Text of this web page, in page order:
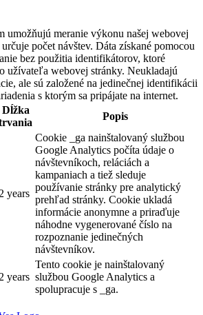
umožňujú meranie výkonu našej webovej
počet návštev. Dáta získané pomocou
bez použitia identifikátorov, ktoré
užívateľa webovej stránky. Neukladajú
ale sú založené na jedinečnej identifikácii
s ktorým sa pripájate na internet.
Dĺžka
Popis
years
Cookie _ga nainštalovaný službou
Google Analytics počíta údaje o
návštevníkoch, reláciách a
kampaniach a tiež sleduje
používanie stránky pre analytický
prehľad stránky. Cookie ukladá
informácie anonymne a priraďuje
náhodne vygenerované číslo na
rozpoznanie jedinečných
návštevníkov.
years
Tento cookie je nainštalovaný
službou Google Analytics a
spolupracuje s _ga.